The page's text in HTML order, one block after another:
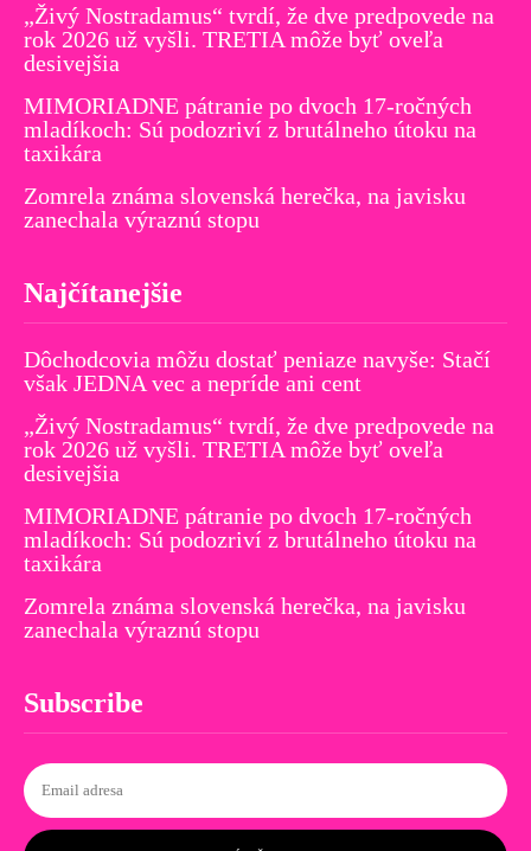
„Živý Nostradamus“ tvrdí, že dve predpovede na
rok 2026 už vyšli. TRETIA môže byť oveľa
desivejšia
MIMORIADNE pátranie po dvoch 17-ročných
mladíkoch: Sú podozriví z brutálneho útoku na
taxikára
Zomrela známa slovenská herečka, na javisku
zanechala výraznú stopu
Najčítanejšie
Dôchodcovia môžu dostať peniaze navyše: Stačí
však JEDNA vec a nepríde ani cent
„Živý Nostradamus“ tvrdí, že dve predpovede na
rok 2026 už vyšli. TRETIA môže byť oveľa
desivejšia
MIMORIADNE pátranie po dvoch 17-ročných
mladíkoch: Sú podozriví z brutálneho útoku na
taxikára
Zomrela známa slovenská herečka, na javisku
zanechala výraznú stopu
Subscribe